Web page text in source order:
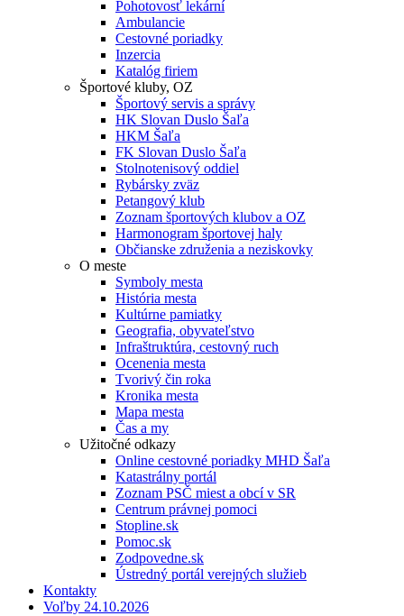
Pohotovosť lekární
Ambulancie
Cestovné poriadky
Inzercia
Katalóg firiem
Športové kluby, OZ
Športový servis a správy
HK Slovan Duslo Šaľa
HKM Šaľa
FK Slovan Duslo Šaľa
Stolnotenisový oddiel
Rybársky zväz
Petangový klub
Zoznam športových klubov a OZ
Harmonogram športovej haly
Občianske združenia a neziskovky
O meste
Symboly mesta
História mesta
Kultúrne pamiatky
Geografia, obyvateľstvo
Infraštruktúra, cestovný ruch
Ocenenia mesta
Tvorivý čin roka
Kronika mesta
Mapa mesta
Čas a my
Užitočné odkazy
Online cestovné poriadky MHD Šaľa
Katastrálny portál
Zoznam PSČ miest a obcí v SR
Centrum právnej pomoci
Stopline.sk
Pomoc.sk
Zodpovedne.sk
Ústredný portál verejných služieb
Kontakty
Voľby 24.10.2026